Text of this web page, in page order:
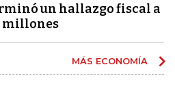
un hallazgo fiscal a
millones
MÁS ECONOMÍA